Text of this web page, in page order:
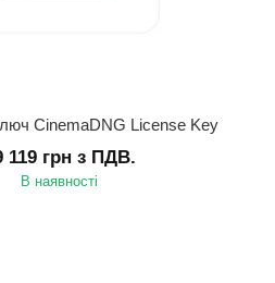
CinemaDNG License Key
119 грн з ПДВ.
В наявності